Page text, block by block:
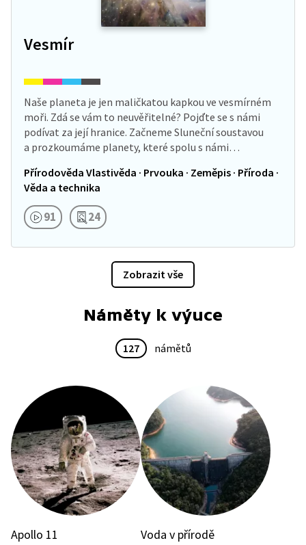
Vesmír
Naše planeta je jen maličkatou kapkou ve vesmírném
moři. Zdá se vám to neuvěřitelné? Pojďte se s námi
podívat za její hranice. Začneme Sluneční soustavou
a prozkoumáme planety, které spolu s námi…
Přírodověda Vlastivěda · Prvouka · Zeměpis · Příroda ·
Věda a technika
91 24
Zobrazit vše
Náměty k výuce
127 námětů
Apollo 11 Voda v přírodě